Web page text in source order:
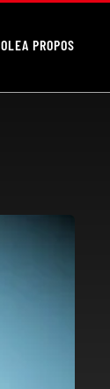
A PROPOS